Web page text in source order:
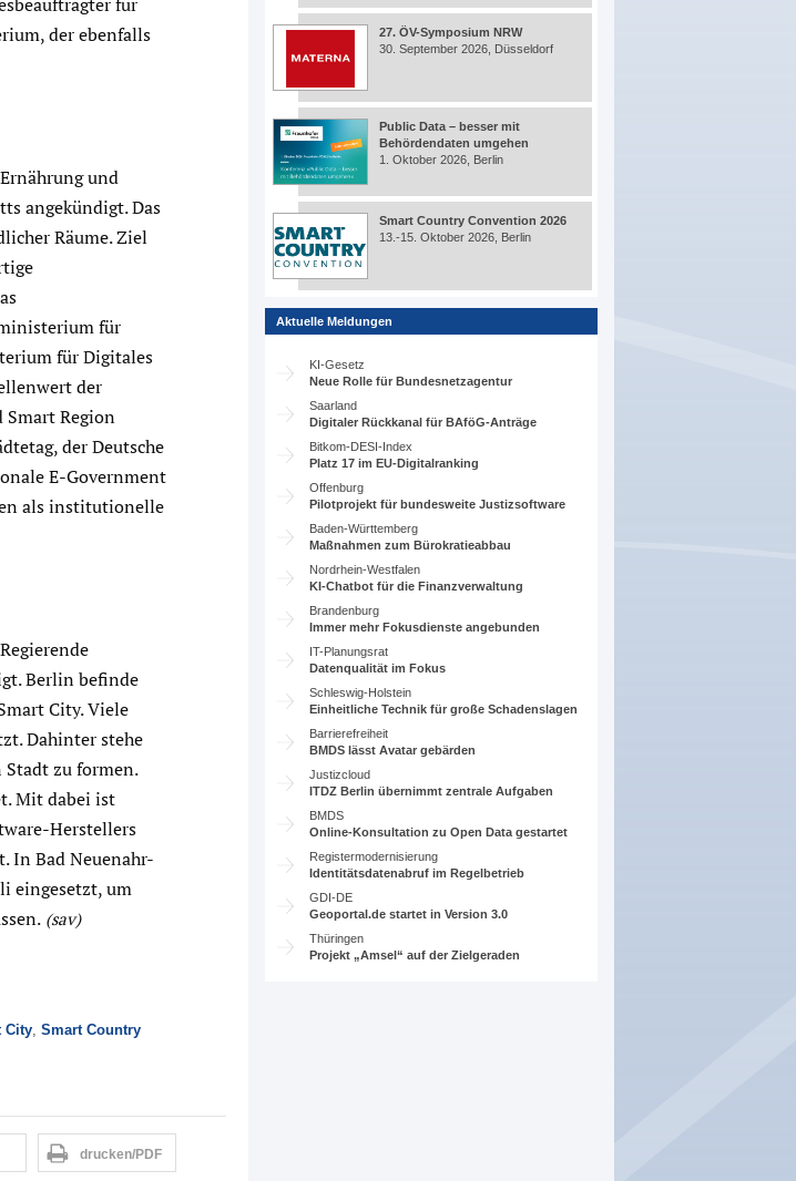
für
der ebenfalls
und
angekündigt. Das
Räume. Ziel
für
für Digitales
der
Region
der Deutsche
E-Government
als institutionelle
Berlin befinde
City. Viele
Dahinter stehe
zu formen.
Mit dabei ist
Herstellers
In Bad Neuenahr-
eingesetzt, um
(sav)
City, Smart Country
drucken/PDF
27. ÖV-Symposium NRW
30. September 2026, Düsseldorf
Public Data – besser mit
Behördendaten umgehen
1. Oktober 2026, Berlin
Smart Country Convention 2026
13.-15. Oktober 2026, Berlin
Aktuelle Meldungen
KI-Gesetz
Neue Rolle für Bundesnetzagentur
Saarland
Digitaler Rückkanal für BAföG-Anträge
Bitkom-DESI-Index
Platz 17 im EU-Digitalranking
Offenburg
Pilotprojekt für bundesweite Justizsoftware
Baden-Württemberg
Maßnahmen zum Bürokratieabbau
Nordrhein-Westfalen
KI-Chatbot für die Finanzverwaltung
Brandenburg
Immer mehr Fokusdienste angebunden
IT-Planungsrat
Datenqualität im Fokus
Schleswig-Holstein
Einheitliche Technik für große Schadenslagen
Barrierefreiheit
BMDS lässt Avatar gebärden
Justizcloud
ITDZ Berlin übernimmt zentrale Aufgaben
BMDS
Online-Konsultation zu Open Data gestartet
Registermodernisierung
Identitätsdatenabruf im Regelbetrieb
GDI-DE
Geoportal.de startet in Version 3.0
Thüringen
Projekt „Amsel“ auf der Zielgeraden